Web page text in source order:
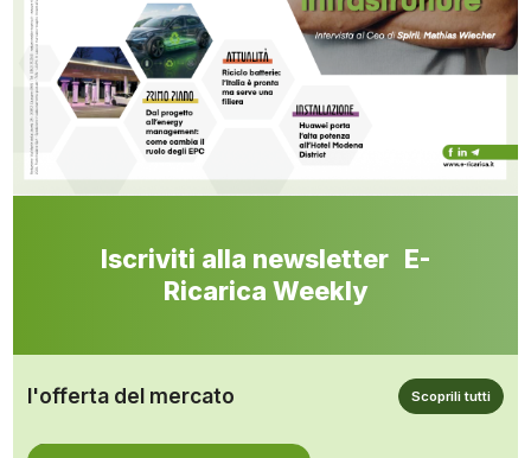
Iscriviti alla newsletter E-
Ricarica Weekly
l'offerta del mercato Scoprili tutti